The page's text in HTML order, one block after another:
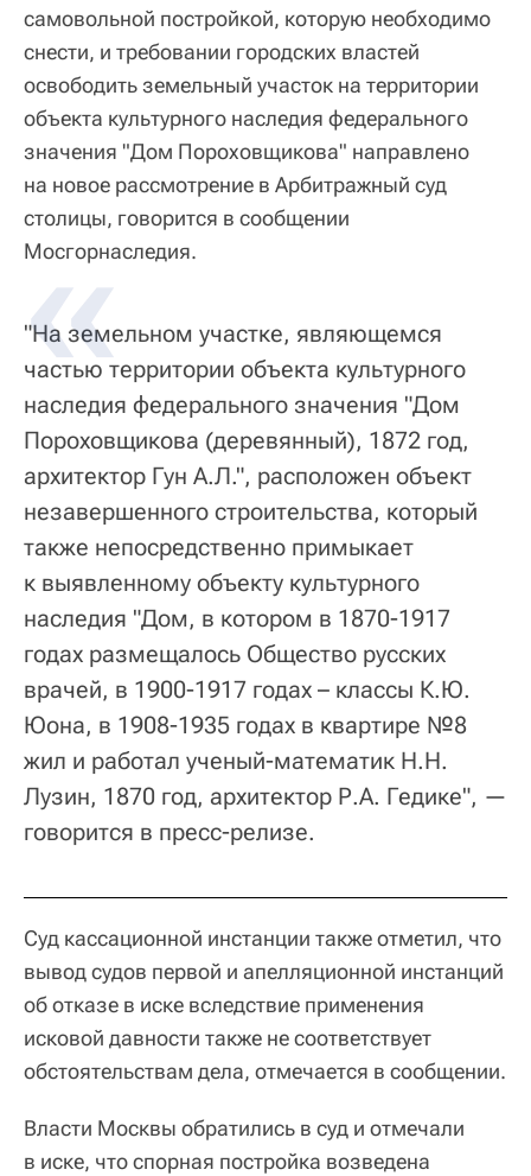
самовольной постройкой, которую необходимо
снести, и требовании городских властей
освободить земельный участок на территории
объекта культурного наследия федерального
значения "Дом Пороховщикова" направлено
на новое рассмотрение в Арбитражный суд
столицы, говорится в сообщении
Мосгорнаследия.
"На земельном участке, являющемся
частью территории объекта культурного
наследия федерального значения "Дом
Пороховщикова (деревянный), 1872 год,
архитектор Гун А.Л.", расположен объект
незавершенного строительства, который
также непосредственно примыкает
к выявленному объекту культурного
наследия "Дом, в котором в 1870-1917
годах размещалось Общество русских
врачей, в 1900-1917 годах – классы К.Ю.
Юона, в 1908-1935 годах в квартире №8
жил и работал ученый-математик Н.Н.
Лузин, 1870 год, архитектор Р.А. Гедике", —
говорится в пресс-релизе.
Суд кассационной инстанции также отметил, что
вывод судов первой и апелляционной инстанций
об отказе в иске вследствие применения
исковой давности также не соответствует
обстоятельствам дела, отмечается в сообщении.
Власти Москвы обратились в суд и отмечали
в иске, что спорная постройка возведена